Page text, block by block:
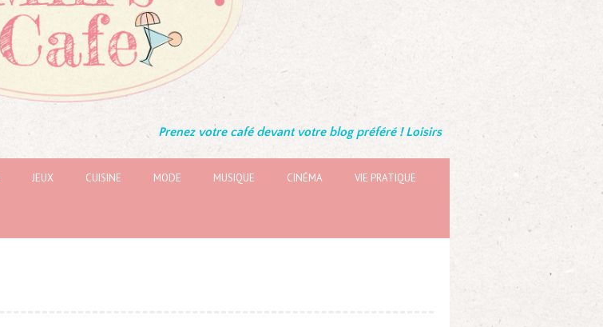
Prenez votre café devant votre blog préféré ! Loisirs
JEUX CUISINE MODE MUSIQUE CINÉMA VIE PRATIQUE